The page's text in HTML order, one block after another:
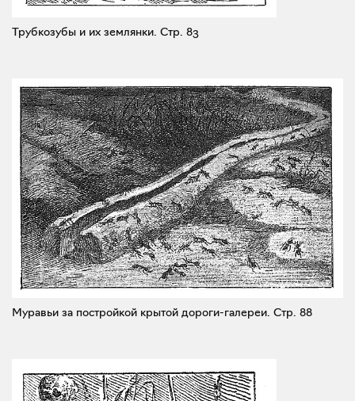
Трубкозубы и их землянки. Стр. 83
Муравьи за постройкой крытой дороги-галереи. Стр. 88